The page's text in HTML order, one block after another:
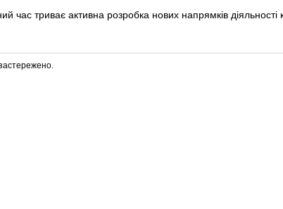
час триває активна розробка нових напрямків